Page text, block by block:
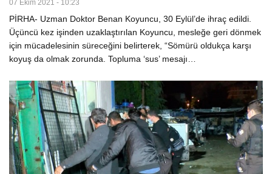
07 Ekim 2021 - 10:23
PİRHA- Uzman Doktor Benan Koyuncu, 30 Eylül’de ihraç edildi.
Üçüncü kez işinden uzaklaştırılan Koyuncu, mesleğe geri dönmek
için mücadelesinin süreceğini belirterek, “Sömürü oldukça karşı
koyuş da olmak zorunda. Topluma ‘sus’ mesajı…